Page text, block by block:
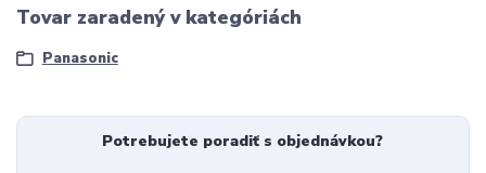
Tovar zaradený v kategóriách
Panasonic
Potrebujete poradiť s objednávkou?